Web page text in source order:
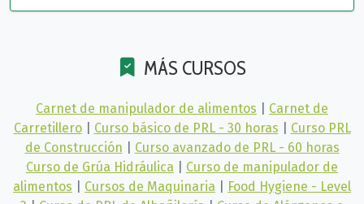
MÁS CURSOS
Carnet de manipulador de alimentos
Carnet de
Carretillero
Curso básico de PRL - 30 horas
Curso PRL
de Construcción
Curso avanzado de PRL - 60 horas
Curso de Grúa Hidráulica
Curso de manipulador de
alimentos
Cursos de Maquinaria
Food Hygiene - Level